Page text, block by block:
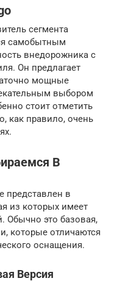
сегмента
самобытным
внедорожника с
Он предлагает
мощные
выбором
стоит отметить
как правило, очень
В
представлен в
из которых имеет
Обычно это базовая,
которые отличаются
оснащения.
Версия